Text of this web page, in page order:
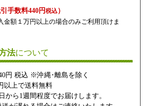
手数料440円税込）
金額１万円以上の場合のみご利用頂けま
法について
円 税込 ※沖縄･離島を除く
以上で送料無料
から1週間程度でお届けします。